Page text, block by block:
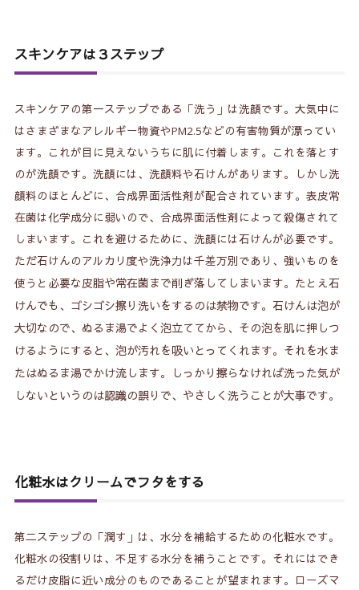
スキンケアは３ステップ
スキンケアの第一ステップである「洗う」は洗顔です。大気中に
はさまざまなアレルギー物資やPM2.5などの有害物質が漂ってい
ます。これが目に見えないうちに肌に付着します。これを落とす
のが洗顔です。洗顔には、洗顔料や石けんがあります。しかし洗
顔料のほとんどに、合成界面活性剤が配合されています。表皮常
在菌は化学成分に弱いので、合成界面活性剤によって殺傷されて
しまいます。これを避けるために、洗顔には石けんが必要です。
ただ石けんのアルカリ度や洗浄力は千差万別であり、強いものを
使うと 必要な皮脂や常在菌まで削ぎ落してしまいます。たとえ石
けんでも、ゴシゴシ擦り洗いをするのは禁物です。石けんは泡が
大切なので、ぬるま湯でよく泡立ててから、その泡を肌に押しつ
けるようにすると、泡が汚れを吸いとってくれます。それを水ま
たはぬるま湯でかけ流します。しっかり擦らなければ洗った気が
しないというのは認識の誤りで、やさしく洗うことが大事です。
化粧水はクリームでフタをする
第二ステップの「潤す」は、水分を補給するための化粧水です。
化粧水の役割りは、不足する水分を補うことです。それにはでき
るだけ皮脂に近い成分のものであることが望まれます。ローズマ